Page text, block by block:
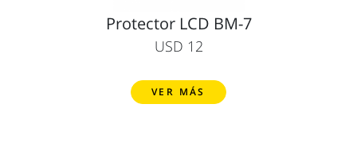
Protector LCD BM-7
USD 12
VER MÁS